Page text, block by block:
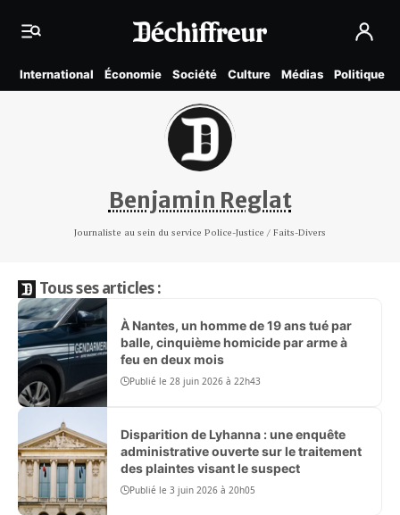
International Économie Société Culture Médias Politique
Benjamin Reglat
Journaliste au sein du service Police-Justice / Faits-Divers
Tous ses articles :
À Nantes, un homme de 19 ans tué par
balle, cinquième homicide par arme à
feu en deux mois
Publié le 28 juin 2026 à 22h43
Disparition de Lyhanna : une enquête
administrative ouverte sur le traitement
des plaintes visant le suspect
Publié le 3 juin 2026 à 20h05